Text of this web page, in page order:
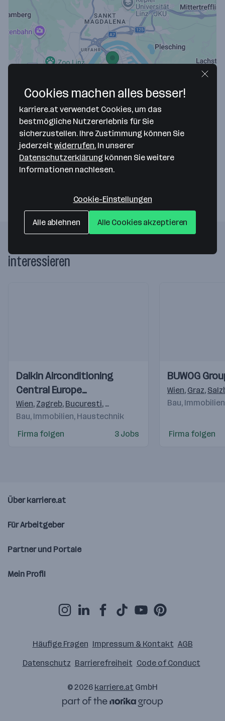
Map data ©2026 Google
REDL Bau u. Sanierung GmbH
Köglstraße 12
4020 Linz— Route berechnen
Webseite
interessieren
Videos
Einblicke
Einblicke
Daikin Airconditioning
Central Europe
HandelsgmbH
Wien, Zagreb, Bucuresti, Budapest Praha 4-Michle,
Bau, Immobilien, Haustechnik
Firma folgen
3 Jobs
Videos
Einblicke
Einblicke
BUWOG
Wien, Graz,
Bau,
Firma folgen
Über karriere.at
Für Arbeitgeber
Partner und Portale
Mein Profil
Häufige Fragen Impressum & Kontakt AGB
Datenschutz Barrierefreiheit Code of Conduct
© 2026 karriere.at GmbH
Cookies machen alles besser!
karriere.at verwendet Cookies, um das
bestmögliche Nutzererlebnis für Sie
sicherzustellen. Ihre Zustimmung können Sie
jederzeit widerrufen. In unserer
Datenschutzerklärung können Sie weitere
Informationen nachlesen.
Cookie-Einstellungen
Alle ablehnen Alle Cookies akzeptieren